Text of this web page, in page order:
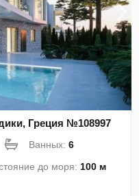
Греция №108997
Ванных:6
до моря: 100 м